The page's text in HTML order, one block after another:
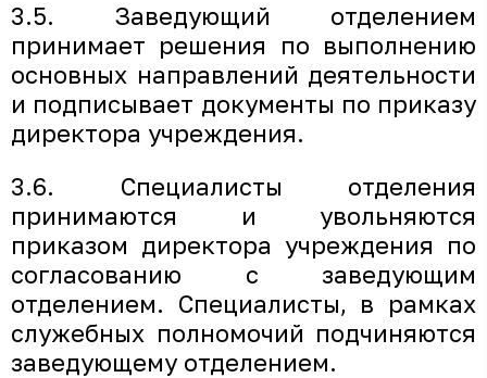
3.5. Заведующий отделением
принимает решения по выполнению
основных направлений деятельности
и подписывает документы по приказу
директора учреждения.
3.6. Специалисты отделения
принимаются и увольняются
приказом директора учреждения по
согласованию с заведующим
отделением. Специалисты, в рамках
служебных полномочий подчиняются
заведующему отделением.